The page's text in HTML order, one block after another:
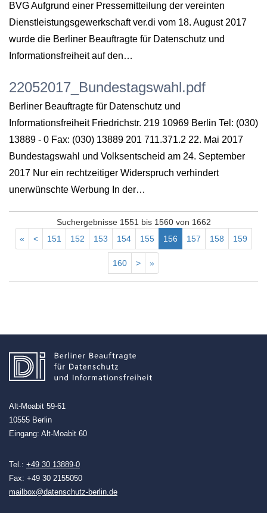
BVG Aufgrund einer Pressemitteilung der vereinten
Dienstleistungsgewerkschaft ver.di vom 18. August 2017
wurde die Berliner Beauftragte für Datenschutz und
Informationsfreiheit auf den…
22052017_Bundestagswahl.pdf
Berliner Beauftragte für Datenschutz und
Informationsfreiheit Friedrichstr. 219 10969 Berlin Tel: (030)
13889 - 0 Fax: (030) 13889 201 711.371.2 22. Mai 2017
Bundestagswahl und Volksentscheid am 24. September
2017 Nur ein rechtzeitiger Widerspruch verhindert
unerwünschte Werbung In der…
Suchergebnisse 1551 bis 1560 von 1662
«
< 151 152 153 154 155 156 157 158 159
160 > »
Alt-Moabit 59-61
10555 Berlin
Eingang: Alt-Moabit 60
Tel.: +49 30 13889-0
Fax: +49 30 2155050
mailbox@datenschutz-berlin.de